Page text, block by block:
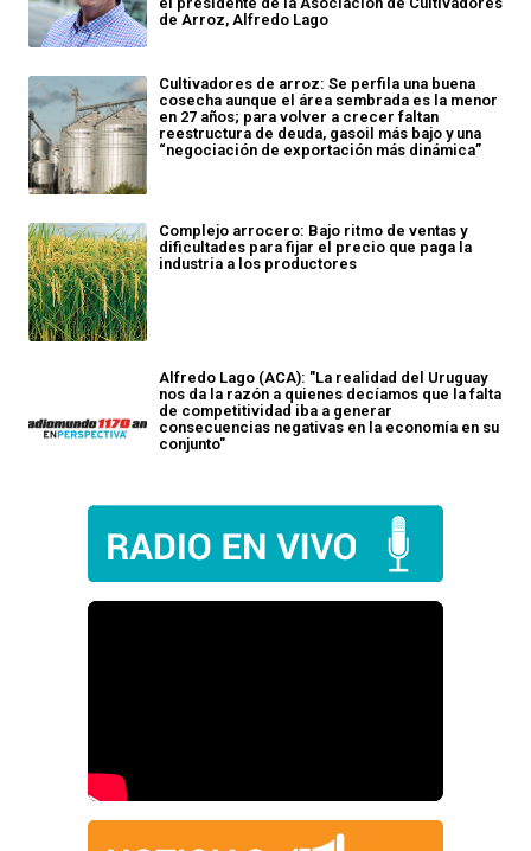
de Arroz, Alfredo Lago
Cultivadores de arroz: Se perfila una buena
cosecha aunque el área sembrada es la menor
en 27 años; para volver a crecer faltan
reestructura de deuda, gasoil más bajo y una
“negociación de exportación más dinámica”
Complejo arrocero: Bajo ritmo de ventas y
dificultades para fijar el precio que paga la
industria a los productores
Alfredo Lago (ACA): "La realidad del Uruguay
nos da la razón a quienes decíamos que la falta
de competitividad iba a generar
consecuencias negativas en la economía en su
conjunto"